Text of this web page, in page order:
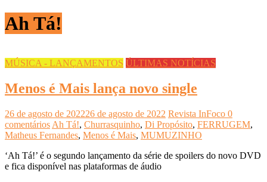
Ah Tá!
MÚSICA - LANÇAMENTOS ÚLTIMAS NOTÍCIAS
Menos é Mais lança novo single
26 de agosto de 202226 de agosto de 2022 Revista InFoco 0
comentários Ah Tá!, Churrasquinho, Di Propósito, FERRUGEM,
Matheus Fernandes, Menos é Mais, MUMUZINHO
‘Ah Tá!’ é o segundo lançamento da série de spoilers do novo DVD
e fica disponível nas plataformas de áudio